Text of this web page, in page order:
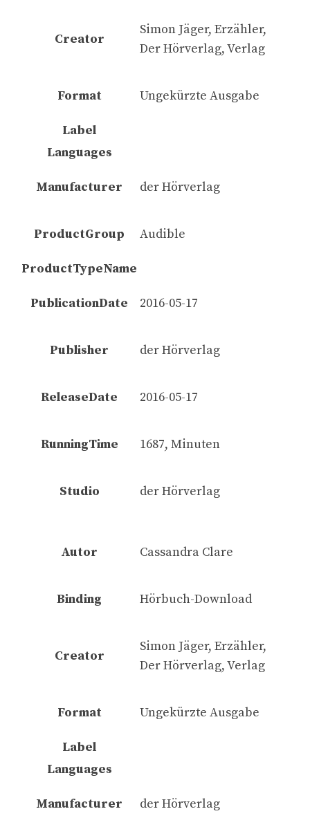
Creator
Simon Jäger, Erzähler,
Der Hörverlag, Verlag
Format Ungekürzte Ausgabe
Label
Languages
Manufacturer der Hörverlag
ProductGroup Audible
ProductTypeName
PublicationDate 2016-05-17
Publisher der Hörverlag
ReleaseDate 2016-05-17
RunningTime 1687, Minuten
Studio der Hörverlag
Autor Cassandra Clare
Binding Hörbuch-Download
Creator
Simon Jäger, Erzähler,
Der Hörverlag, Verlag
Format Ungekürzte Ausgabe
Label
Languages
Manufacturer der Hörverlag